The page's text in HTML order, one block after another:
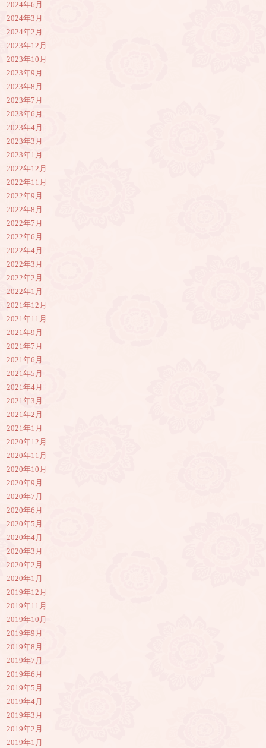
2024年6月
2024年3月
2024年2月
2023年12月
2023年10月
2023年9月
2023年8月
2023年7月
2023年6月
2023年4月
2023年3月
2023年1月
2022年12月
2022年11月
2022年9月
2022年8月
2022年7月
2022年6月
2022年4月
2022年3月
2022年2月
2022年1月
2021年12月
2021年11月
2021年9月
2021年7月
2021年6月
2021年5月
2021年4月
2021年3月
2021年2月
2021年1月
2020年12月
2020年11月
2020年10月
2020年9月
2020年7月
2020年6月
2020年5月
2020年4月
2020年3月
2020年2月
2020年1月
2019年12月
2019年11月
2019年10月
2019年9月
2019年8月
2019年7月
2019年6月
2019年5月
2019年4月
2019年3月
2019年2月
2019年1月